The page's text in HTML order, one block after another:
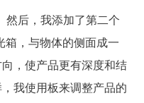
然后，我添加了第二个
箱，与物体的侧面成一
，使产品更有深度和结
我使用板来调整产品的